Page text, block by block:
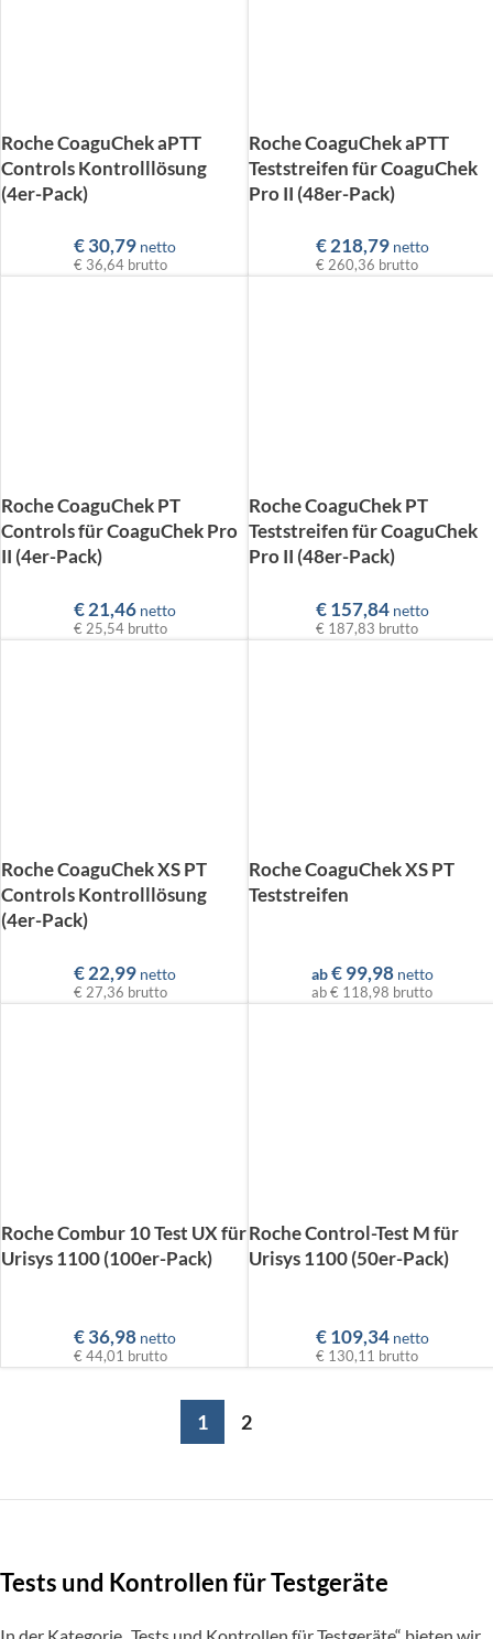
Roche CoaguChek aPTT
Controls Kontrolllösung
(4er-Pack)
€30,79 netto
€ 36,64 brutto
Roche CoaguChek aPTT
Teststreifen für CoaguChek
Pro II (48er-Pack)
€218,79 netto
€ 260,36 brutto
Roche CoaguChek PT
Controls für CoaguChek Pro
II (4er-Pack)
€21,46 netto
€ 25,54 brutto
Roche CoaguChek PT
Teststreifen für CoaguChek
Pro II (48er-Pack)
€157,84 netto
€ 187,83 brutto
Roche CoaguChek XS PT
Controls Kontrolllösung
(4er-Pack)
€22,99 netto
€ 27,36 brutto
Roche CoaguChek XS PT
Teststreifen
ab €99,98 netto
ab€ 118,98 brutto
Roche Combur 10 Test UX für
Urisys 1100 (100er-Pack)
€36,98 netto
€ 44,01 brutto
Roche Control-Test M für
Urisys 1100 (50er-Pack)
€109,34 netto
€ 130,11 brutto
1 2
Tests und Kontrollen für Testgeräte
In der Kategorie „Tests und Kontrollen für Testgeräte“ bieten wir